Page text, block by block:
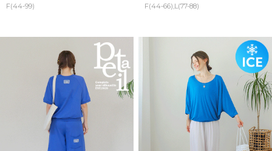
F(44-99) F(44-66),L(77-88)